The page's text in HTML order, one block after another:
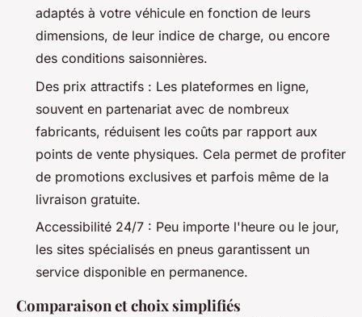
adaptés à votre véhicule en fonction de leurs
dimensions, de leur indice de charge, ou encore
des conditions saisonnières.
Des prix attractifs : Les plateformes en ligne,
souvent en partenariat avec de nombreux
fabricants, réduisent les coûts par rapport aux
points de vente physiques. Cela permet de profiter
de promotions exclusives et parfois même de la
livraison gratuite.
Accessibilité 24/7 : Peu importe l'heure ou le jour,
les sites spécialisés en pneus garantissent un
service disponible en permanence.
Comparaison et choix simplifiés